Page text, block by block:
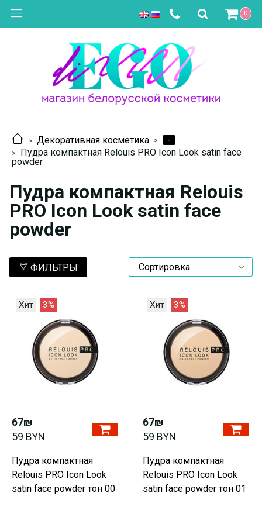
0
Декоративная косметика
-
Пудра компактная Relouis PRO Icon Look satin face
powder
Пудра компактная Relouis
PRO Icon Look satin face
powder
ФИЛЬТРЫ
Хит 3%
67₪
59 BYN
Пудра компактная
Relouis PRO Icon Look
satin face powder тон 00
Хит 3%
67₪
59 BYN
Пудра компактная
Relouis PRO Icon Look
satin face powder тон 01